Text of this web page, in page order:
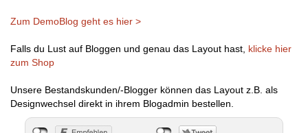
Zum DemoBlog geht es hier >
Falls du Lust auf Bloggen und genau das Layout hast, klicke hier
zum Shop
Unsere Bestandskunden/-Blogger können das Layout z.B. als
Designwechsel direkt in ihrem Blogadmin bestellen.